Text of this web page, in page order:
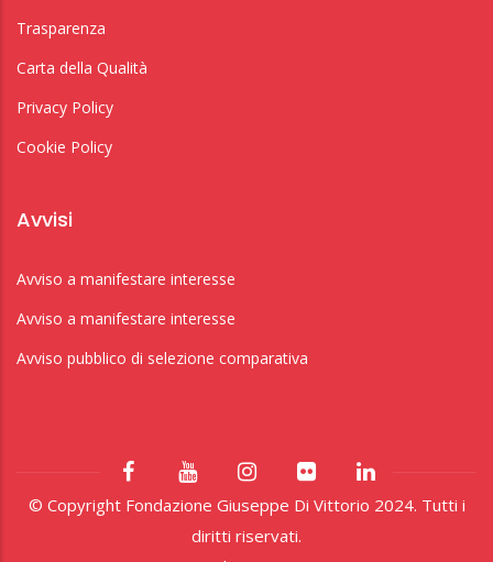
Trasparenza
Carta della Qualità
Privacy Policy
Cookie Policy
Avvisi
Avviso a manifestare interesse
Avviso a manifestare interesse
Avviso pubblico di selezione comparativa
© Copyright Fondazione Giuseppe Di Vittorio 2024. Tutti i
diritti riservati.